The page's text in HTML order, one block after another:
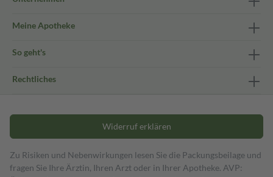
Meine Apotheke
So geht's
Rechtliches
Widerruf erklären
Zu Risiken und Nebenwirkungen lesen Sie die Packungsbeilage und
fragen Sie Ihre Ärztin, Ihren Arzt oder in Ihrer Apotheke. AVP: